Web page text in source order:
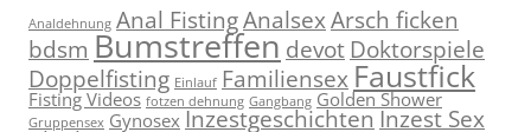
Analdehnung Anal FistingAnalsex Arsch ficken
bdsm Bumstreffen devot Doktorspiele
Doppelfisting Einlauf Familiensex Faustfick
Fisting Videos fotzen dehnung Gangbang Golden Shower
Gruppensex GynosexInzestgeschichtenInzest Sex